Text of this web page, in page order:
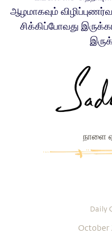
ஆழமாகவும்
சிக்கிப்போவது
நாளை
Daily
October